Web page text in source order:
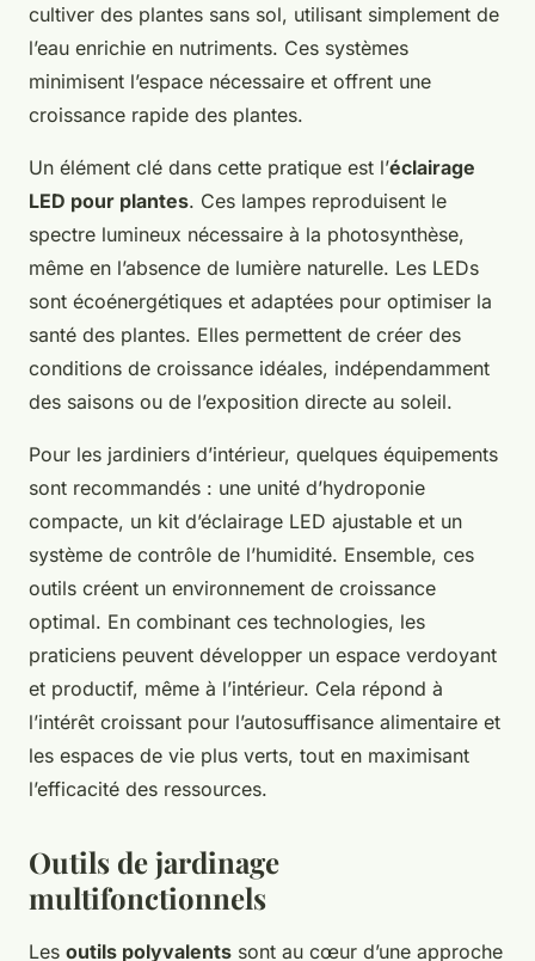
cultiver des plantes sans sol, utilisant simplement de
l’eau enrichie en nutriments. Ces systèmes
minimisent l’espace nécessaire et offrent une
croissance rapide des plantes.
Un élément clé dans cette pratique est l’éclairage
LED pour plantes. Ces lampes reproduisent le
spectre lumineux nécessaire à la photosynthèse,
même en l’absence de lumière naturelle. Les LEDs
sont écoénergétiques et adaptées pour optimiser la
santé des plantes. Elles permettent de créer des
conditions de croissance idéales, indépendamment
des saisons ou de l’exposition directe au soleil.
Pour les jardiniers d’intérieur, quelques équipements
sont recommandés : une unité d’hydroponie
compacte, un kit d’éclairage LED ajustable et un
système de contrôle de l’humidité. Ensemble, ces
outils créent un environnement de croissance
optimal. En combinant ces technologies, les
praticiens peuvent développer un espace verdoyant
et productif, même à l’intérieur. Cela répond à
l’intérêt croissant pour l’autosuffisance alimentaire et
les espaces de vie plus verts, tout en maximisant
l’efficacité des ressources.
Outils de jardinage
multifonctionnels
Les outils polyvalents sont au cœur d’une approche